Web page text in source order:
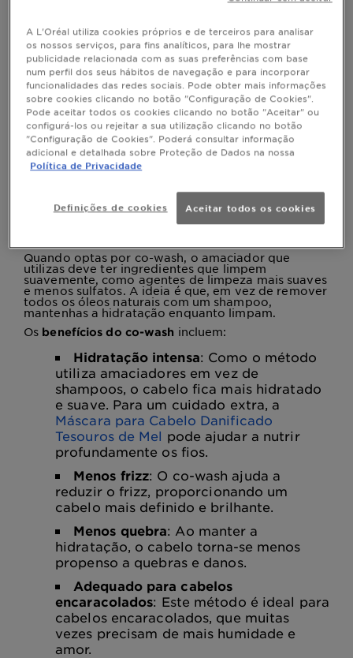
funciona?
O co-washing é uma técnica que consiste em lavar
o cabelo apenas com condicionador ou um produto
específico para co-wash, em vez de usar shampoo.
O objetivo é limpar o cabelo sem retirar os óleos
naturais que o mantêm saudável e hidratado. Este
método é particularmente eficaz para cabelos
encaracolados e secos, pois tais tipos de cabelo
tendem a ser mais frágeis e necessitam de mais
hidratação.
Ao contrário dos shampoos tradicionais, que
contêm sulfatos que podem remover a oleosidade
ingredientes de limpeza mais suaves, que não
deixam o cabelo ressecado. Esses ingredientes
ajudam a remover a sujidade, o excesso de
oleosidade e os resíduos de produtos de styling,
Quando optas por co-wash, o amaciador que
utilizas deve ter ingredientes que limpem
suavemente, como agentes de limpeza mais suaves
e menos sulfatos. A ideia é que, em vez de remover
todos os óleos naturais com um shampoo,
mantenhas a hidratação enquanto limpam.
Os benefícios do co-wash incluem:
Hidratação intensa: Como o método
utiliza amaciadores em vez de
shampoos, o cabelo fica mais hidratado
e suave. Para um cuidado extra, a
Máscara para Cabelo Danificado
Tesouros de Mel pode ajudar a nutrir
profundamente os fios.
Menos frizz: O co-wash ajuda a
reduzir o frizz, proporcionando um
cabelo mais definido e brilhante.
Menos quebra: Ao manter a
hidratação, o cabelo torna-se menos
propenso a quebras e danos.
Adequado para cabelos
encaracolados: Este método é ideal para
cabelos encaracolados, que muitas
vezes precisam de mais humidade e
amor.
A L'Oréal utiliza cookies próprios e de terceiros para analisar
os nossos serviços, para fins analíticos, para lhe mostrar
publicidade relacionada com as suas preferências com base
num perfil dos seus hábitos de navegação e para incorporar
funcionalidades das redes sociais. Pode obter mais informações
sobre cookies clicando no botão "Configuração de Cookies".
Pode aceitar todos os cookies clicando no botão "Aceitar" ou
configurá-los ou rejeitar a sua utilização clicando no botão
"Configuração de Cookies". Poderá consultar informação
adicional e detalhada sobre Proteção de Dados na nossa
Política de Privacidade
Definições de cookies Aceitar todos os cookies